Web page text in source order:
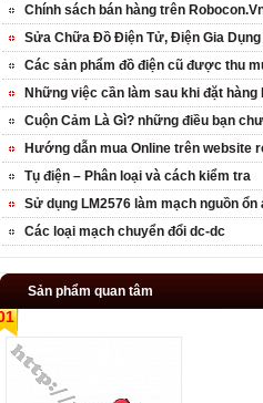
Chính sách bán hàng trên
Sửa Chữa Đồ Điện Tử, Điện Gia Dụng
Các sản phẩm đồ điện cũ được thu
Những việc cần làm sau khi đặt hàng
Cuộn Cảm Là Gì? những điều bạn
Hướng dẫn mua Online trên website
Tụ điện – Phân loại và cách kiểm tra
Sử dụng LM2576 làm mạch nguồn ổn
Các loại mạch chuyển đổi dc-dc
Sản phẩm quan tâm